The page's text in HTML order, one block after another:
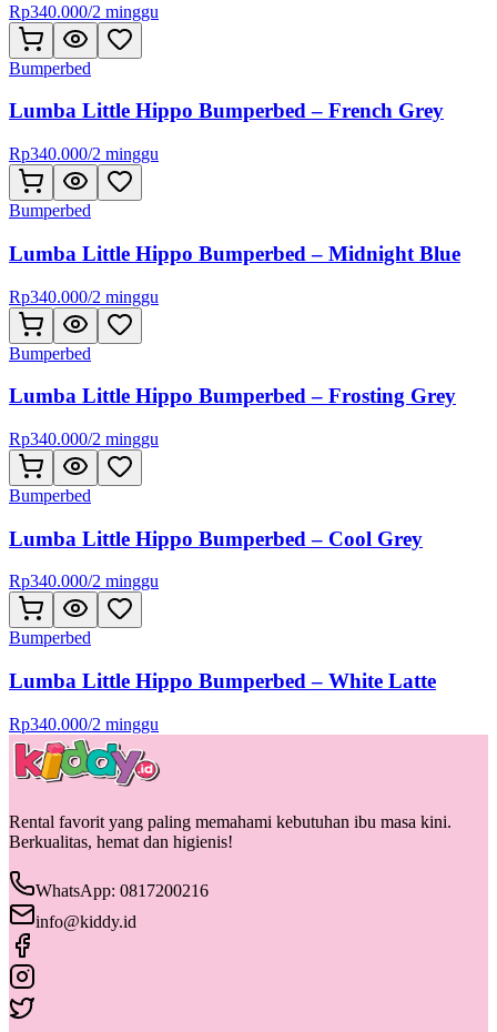
Rp340.000/2 minggu
Bumperbed
Lumba Little Hippo Bumperbed – French Grey
Rp340.000/2 minggu
Bumperbed
Lumba Little Hippo Bumperbed – Midnight Blue
Rp340.000/2 minggu
Bumperbed
Lumba Little Hippo Bumperbed – Frosting Grey
Rp340.000/2 minggu
Bumperbed
Lumba Little Hippo Bumperbed – Cool Grey
Rp340.000/2 minggu
Bumperbed
Lumba Little Hippo Bumperbed – White Latte
Rp340.000/2 minggu
Rental favorit yang paling memahami kebutuhan ibu masa kini.
Berkualitas, hemat dan higienis!
WhatsApp: 0817200216
info@kiddy.id